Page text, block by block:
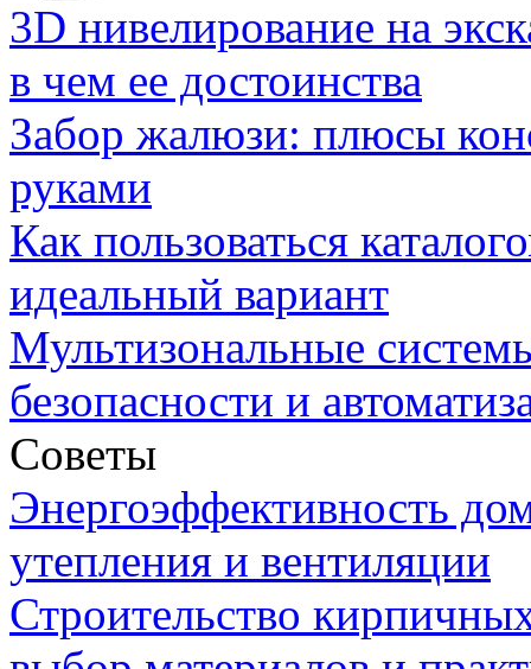
3D нивелирование на
в чем ее достоинства
Забор жалюзи: плюсы
руками
Как пользоваться
идеальный вариант
Мультизональные
безопасности и
Советы
Энергоэффективность
утепления и вентиляции
Строительство